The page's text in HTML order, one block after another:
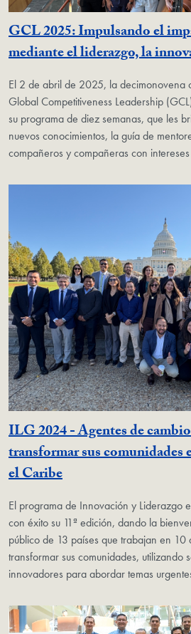
GCL 2025: Impulsando el
mediante el liderazgo, la
El 2 de abril de 2025, la decimonovena
Global Competitiveness Leadership
su programa de diez semanas, que les
nuevos conocimientos, la guía de
compañeros y compañeras con
ILG 2024 - Agentes de
transformar sus comunidades
el Caribe
El programa de Innovación y Liderazgo
con éxito su 11ª edición, dando la
público de 13 países que trabajan en 10
transformar sus comunidades, utilizando
innovadores para abordar temas